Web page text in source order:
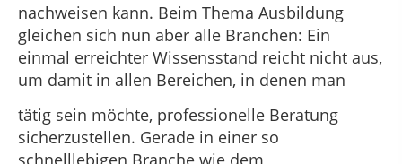
nachweisen kann. Beim Thema Ausbildung
gleichen sich nun aber alle Branchen: Ein
einmal erreichter Wissensstand reicht nicht aus,
um damit in allen Bereichen, in denen man
tätig sein möchte, professionelle Beratung
sicherzustellen. Gerade in einer so
schnelllebigen Branche wie dem